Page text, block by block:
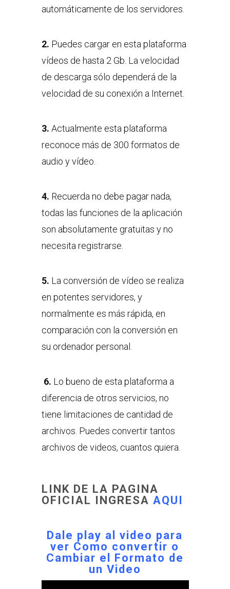
automáticamente de los servidores.
2. Puedes cargar en esta plataforma
vídeos de hasta 2 Gb. La velocidad
de descarga sólo dependerá de la
velocidad de su conexión a Internet.
3. Actualmente esta plataforma
reconoce más de 300 formatos de
audio y vídeo.
4. Recuerda no debe pagar nada,
todas las funciones de la aplicación
son absolutamente gratuitas y no
necesita registrarse.
5. La conversión de vídeo se realiza
en potentes servidores, y
normalmente es más rápida, en
comparación con la conversión en
su ordenador personal.
6. Lo bueno de esta plataforma a
diferencia de otros servicios, no
tiene limitaciones de cantidad de
archivos. Puedes convertir tantos
archivos de videos, cuantos quiera.
LINK DE LA PAGINA
OFICIAL INGRESA AQUI
Dale play al video para
ver Como convertir o
Cambiar el Formato de
un Video